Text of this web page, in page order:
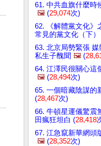
61. 中共血旗什麼時
🖼️ (29,074次)
62. 《解體黨文化》
常見的黨文化（下
63. 北京局勢緊張
私生子醜聞 🖼️ (
64. 江澤民很關心這
🖼️ (28,494次)
65. 一個暗藏陰謀的
(28,467次)
66. 牛頓星運儀驚震
田瘋狂坦白 (28,418
67. 江急竄新華網頭
🖼️ (28,352次)